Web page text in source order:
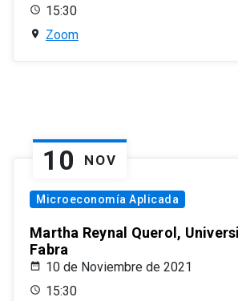
15:30
Zoom
10 NOV
Microeconomía Aplicada
Martha Reynal Querol,
Fabra
10 de Noviembre de 2021
15:30